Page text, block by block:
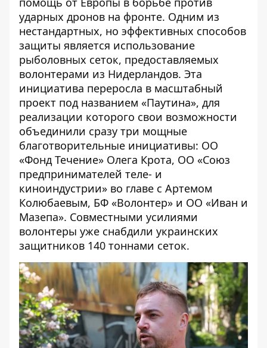
ударных дронов на фронте. Одним из
нестандартных, но эффективных способов
защиты является использование
рыболовных сеток, предоставляемых
волонтерами из Нидерландов. Эта
инициатива переросла в масштабный
проект под названием «Паутина», для
реализации которого свои возможности
объединили сразу три мощные
благотворительные инициативы: ОО
«Фонд Течение» Олега Крота, ОО «Союз
предпринимателей теле- и
киноиндустрии» во главе с Артемом
Колюбаевым, БФ «Волонтер» и ОО «Иван и
Мазепа». Совместными усилиями
волонтеры уже снабдили украинских
защитников 140 тоннами сеток.